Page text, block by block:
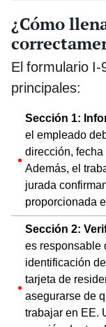
¿Cómo
El formulario I-
principales:
Sección 1:
el empleado
dirección,
Además, el
jurada
proporcionada
Sección 2:
es responsable
identificación
tarjeta de
asegurarse de
trabajar en EE.